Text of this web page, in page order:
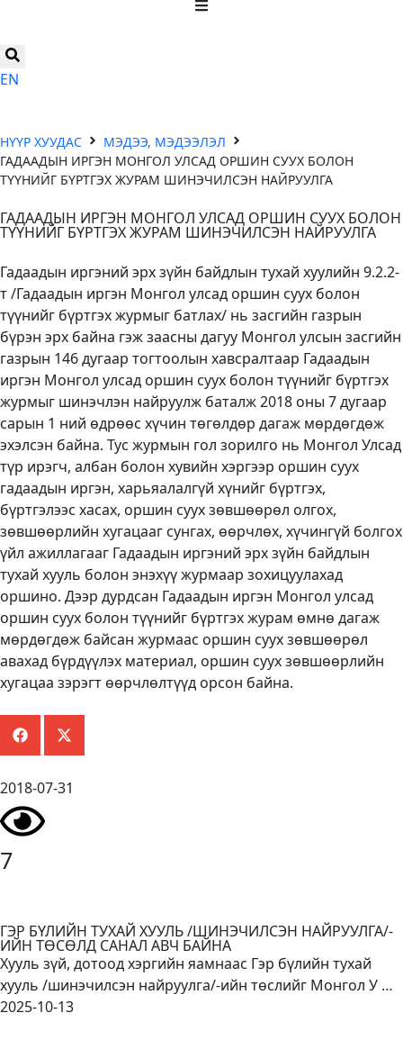
EN
НҮҮР ХУУДАС
МЭДЭЭ, МЭДЭЭЛЭЛ
ГАДААДЫН ИРГЭН МОНГОЛ УЛСАД ОРШИН СУУХ БОЛОН
ТҮҮНИЙГ БҮРТГЭХ ЖУРАМ ШИНЭЧИЛСЭН НАЙРУУЛГА
ГАДААДЫН ИРГЭН МОНГОЛ УЛСАД ОРШИН СУУХ БОЛОН
ТҮҮНИЙГ БҮРТГЭХ ЖУРАМ ШИНЭЧИЛСЭН НАЙРУУЛГА
Гадаадын иргэний эрх зүйн байдлын тухай хуулийн 9.2.2-
т /Гадаадын иргэн Монгол улсад оршин суух болон
түүнийг бүртгэх журмыг батлах/ нь засгийн газрын
бүрэн эрх байна гэж заасны дагуу Монгол улсын засгийн
газрын 146 дугаар тогтоолын хавсралтаар Гадаадын
иргэн Монгол улсад оршин суух болон түүнийг бүртгэх
журмыг шинэчлэн найруулж баталж 2018 оны 7 дугаар
сарын 1 ний өдрөөс хүчин төгөлдөр дагаж мөрдөгдөж
эхэлсэн байна. Тус журмын гол зорилго нь Монгол Улсад
түр ирэгч, албан болон хувийн хэргээр оршин суух
гадаадын иргэн, харьяалалгүй хүнийг бүртгэх,
бүртгэлээс хасах, оршин суух зөвшөөрөл олгох,
зөвшөөрлийн хугацааг сунгах, өөрчлөх, хүчингүй болгох
үйл ажиллагааг Гадаадын иргэний эрх зүйн байдлын
тухай хууль болон энэхүү журмаар зохицуулахад
оршино. Дээр дурдсан Гадаадын иргэн Монгол улсад
оршин суух болон түүнийг бүртгэх журам өмнө дагаж
мөрдөгдөж байсан журмаас оршин суух зөвшөөрөл
авахад бүрдүүлэх материал, оршин суух зөвшөөрлийн
хугацаа зэрэгт өөрчлөлтүүд орсон байна.
2018-07-31
7
ГЭР БҮЛИЙН ТУХАЙ ХУУЛЬ /ШИНЭЧИЛСЭН НАЙРУУЛГА/-
ИЙН ТӨСӨЛД САНАЛ АВЧ БАЙНА
Хууль зүй, дотоод хэргийн яамнаас Гэр бүлийн тухай
хууль /шинэчилсэн найруулга/-ийн төслийг Монгол У …
2025-10-13